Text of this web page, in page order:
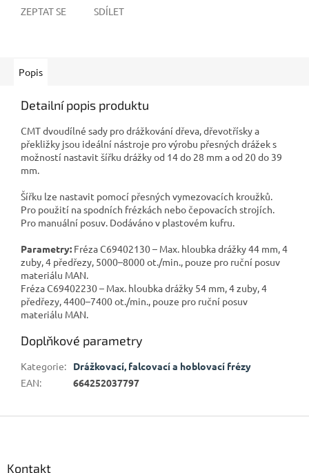
ZEPTAT SE SDÍLET
Popis
Detailní popis produktu
CMT dvoudílné sady pro drážkování dřeva, dřevotřísky a
překližky jsou ideální nástroje pro výrobu přesných drážek s
možností nastavit šířku drážky od 14 do 28 mm a od 20 do 39
mm.
Šířku lze nastavit pomocí přesných vymezovacích kroužků.
Pro použití na spodních frézkách nebo čepovacích strojích.
Pro manuální posuv. Dodáváno v plastovém kufru.
Parametry: Fréza C69402130 – Max. hloubka drážky 44 mm, 4
zuby, 4 předřezy, 5000–8000 ot./min., pouze pro ruční posuv
materiálu MAN.
Fréza C69402230 – Max. hloubka drážky 54 mm, 4 zuby, 4
předřezy, 4400–7400 ot./min., pouze pro ruční posuv
materiálu MAN.
Doplňkové parametry
Kategorie:
Drážkovací, falcovací a hoblovací frézy
EAN: 664252037797
Kontakt